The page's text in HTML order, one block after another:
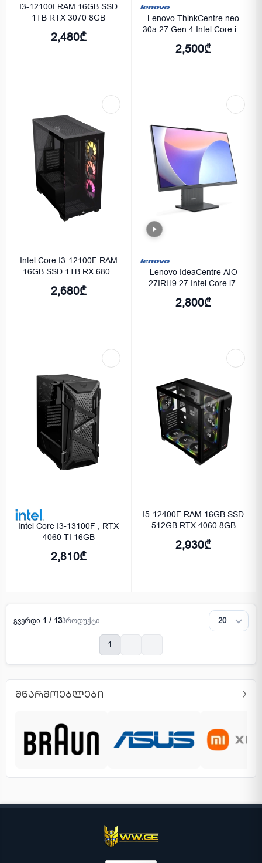
I3-12100f RAM 16GB SSD
1TB RTX 3070 8GB
2,480₾
Lenovo ThinkCentre neo
30a 27 Gen 4 Intel Core i7-
13620H 16GB 512GB SSD
Luna Grey
2,500₾
Intel Core I3-12100F RAM
16GB SSD 1TB RX 6800
XT16GB
2,680₾
Lenovo IdeaCentre AIO
27IRH9 27 Intel Core i7-
13620H 16GB 1TB SSD
QHD (2560x1440) Luna
2,800₾
Intel Core I3-13100F , RTX
4060 TI 16GB
2,810₾
I5-12400F RAM 16GB SSD
512GB RTX 4060 8GB
2,930₾
გვერდი 1 / 13პროდუქტი
1
ᲛᲬᲐᲠᲛᲝᲔᲑᲚᲔᲑᲘ